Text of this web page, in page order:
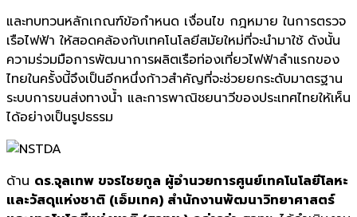
และทบทวนหลักเกณฑ์ข้อกำหนด เงื่อนไข กฎหมาย ในการตรวจ
เรือไฟฟ้า ให้สอดคล้องกับเทคโนโลยีสมัยใหม่ที่จะนำมาใช้ ดังนั้น
ความร่วมมือการพัฒนาการผลิตเรือท่องเที่ยวไฟฟ้าลำแรกของ
ไทยในครั้งนี้จึงเป็นอีกหนึ่งก้าวสำคัญที่จะช่วยยกระดับมาตรฐาน
ระบบการขนส่งทางน้ำ และการพาณิชยนาวีของประเทศไทยให้เห็น
ได้อย่างเป็นรูปธรรม
ด้าน ดร.จุลเทพ ขจรไชยกูล ผู้อำนวยการศูนย์เทคโนโลยีโลหะ
และวัสดุแห่งชาติ (เอ็มเทค)​ สำนักงานพัฒนาวิทยาศาสตร์